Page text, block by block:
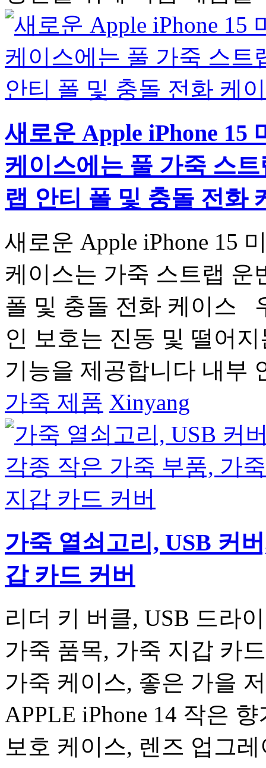
새로운 Apple iPhone 15
케이스에는 풀 가죽 스
랩 안티 폴 및 충돌 전화
새로운 Apple iPhone 15
케이스는 가죽 스트랩 운
폴 및 충돌 전화 케이스
인 보호는 진동 및 떨어
기능을 제공합니다 내부
가죽 제품 Xinyang
가죽 열쇠고리, USB 커
갑 카드 커버
리더 키 버클, USB 드라
가죽 품목, 가죽 지갑 카
가죽 케이스, 좋은 가을
APPLE iPhone 14 작은
보호 케이스, 렌즈 업그